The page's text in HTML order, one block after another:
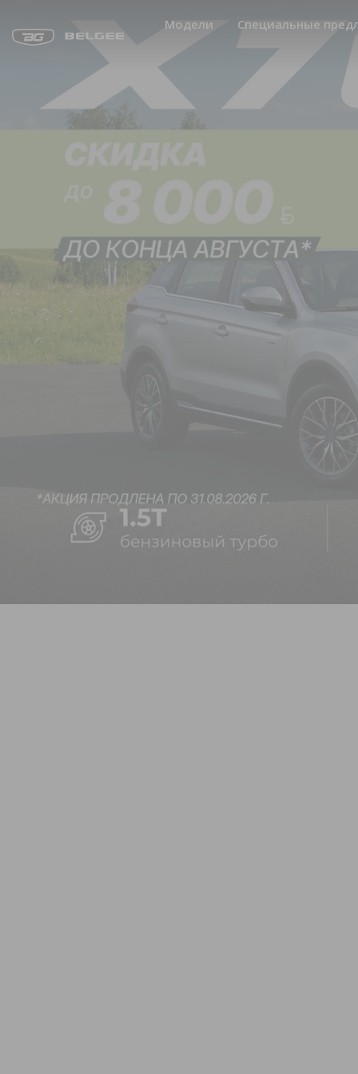
Модели Специальные
Акции
Лизинг